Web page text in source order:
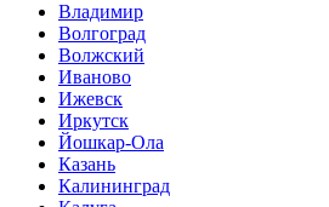
Владимир
Волгоград
Волжский
Иваново
Ижевск
Иркутск
Йошкар-Ола
Казань
Калининград